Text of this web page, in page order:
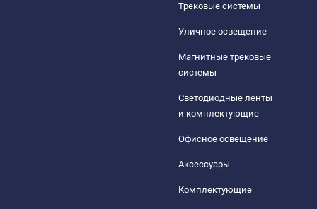
Трековые системы
Уличное освещение
Магнитные трековые
системы
Светодиодные ленты
и комплектующие
Офисное освещение
Аксессуары
Комплектующие